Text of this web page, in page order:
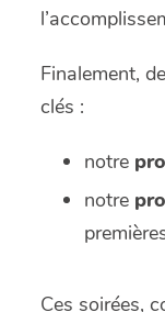
Finalement,
clés :
notre
notre
Ces soirées,